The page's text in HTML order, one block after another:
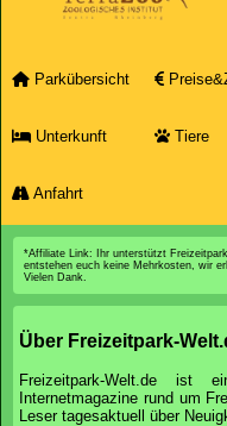
Parkübersicht
Unterkunft Tiere
Anfahrt
*Affiliate Link: Ihr unterstützt
entstehen euch keine Mehrkosten, wir
Vielen Dank.
Über Freizeitpark-
Freizeitpark-Welt.de ist
Internetmagazine rund um
Leser tagesaktuell über